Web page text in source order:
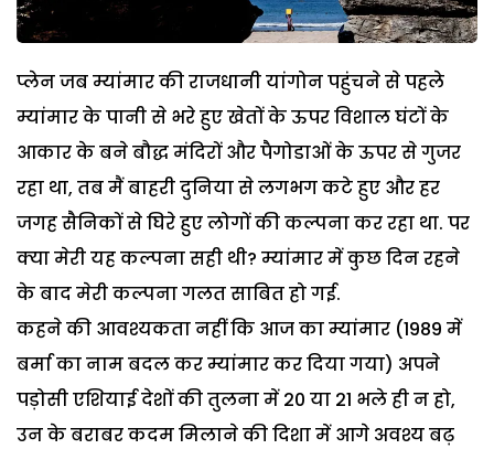
प्लेन जब म्यांमार की राजधानी यांगोन पहुंचने से पहले
म्यांमार के पानी से भरे हुए खेतों के ऊपर विशाल घंटों के
आकार के बने बौद्ध मंदिरों और पैगोडाओं के ऊपर से गुजर
रहा था, तब मैं बाहरी दुनिया से लगभग कटे हुए और हर
जगह सैनिकों से घिरे हुए लोगों की कल्पना कर रहा था. पर
क्या मेरी यह कल्पना सही थी? म्यांमार में कुछ दिन रहने
के बाद मेरी कल्पना गलत साबित हो गई.
कहने की आवश्यकता नहीं कि आज का म्यांमार (1989 में
बर्मा का नाम बदल कर म्यांमार कर दिया गया) अपने
पड़ोसी एशियाई देशों की तुलना में 20 या 21 भले ही न हो,
उन के बराबर कदम मिलाने की दिशा में आगे अवश्य बढ़